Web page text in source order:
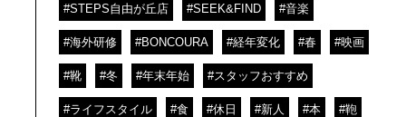
#STEPS自由が丘店 #SEEK&FIND #音楽
#海外研修 #BONCOURA #経年変化 #春 #映画
#靴 #冬 #年末年始 #スタッフおすすめ
#ライフスタイル #食 #休日 #新人 #本 #鞄